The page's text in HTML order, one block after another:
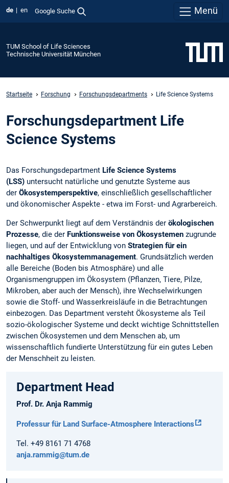
de en Google Suche Menü
TUM School of Life Sciences
Technische Universität München
Startseite Forschung Forschungsdepartments Life Science Systems
Forschungsdepartment Life
Science Systems
Das Forschungsdepartment Life Science Systems
(LSS) untersucht natürliche und genutzte Systeme aus
der Ökosystemperspektive, einschließlich gesellschaftlicher
und ökonomischer Aspekte - etwa im Forst- und Agrarbereich.
Der Schwerpunkt liegt auf dem Verständnis der ökologischen
Prozesse, die der Funktionsweise von Ökosystemen zugrunde
liegen, und auf der Entwicklung von Strategien für ein
nachhaltiges Ökosystemmanagement. Grundsätzlich werden
alle Bereiche (Boden bis Atmosphäre) und alle
Organismengruppen im Ökosystem (Pflanzen, Tiere, Pilze,
Mikroben, aber auch der Mensch), ihre Wechselwirkungen
sowie die Stoff- und Wasserkreisläufe in die Betrachtungen
einbezogen. Das Department versteht Ökosysteme als Teil
sozio-ökologischer Systeme und deckt wichtige Schnittstellen
zwischen Ökosystemen und dem Menschen ab, um
wissenschaftlich fundierte Unterstützung für ein gutes Leben
der Menschheit zu leisten.
Department Head
Prof. Dr. Anja Rammig
Professur für Land Surface-Atmosphere Interactions
Tel. +49 8161 71 4768
anja.rammig@tum.de